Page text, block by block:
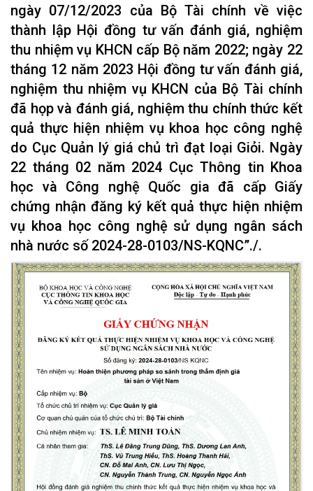
ngày 07/12/2023 của Bộ Tài chính về việc
thành lập Hội đồng tư vấn đánh giá, nghiệm
thu nhiệm vụ KHCN cấp Bộ năm 2022; ngày 22
tháng 12 năm 2023 Hội đồng tư vấn đánh giá,
nghiệm thu nhiệm vụ KHCN của Bộ Tài chính
đã họp và đánh giá, nghiệm thu chính thức kết
quả thực hiện nhiệm vụ khoa học công nghệ
do Cục Quản lý giá chủ trì đạt loại Giỏi. Ngày
22 tháng 02 năm 2024 Cục Thông tin Khoa
học và Công nghệ Quốc gia đã cấp Giấy
chứng nhận đăng ký kết quả thực hiện nhiệm
vụ khoa học công nghệ sử dụng ngân sách
nhà nước số 2024-28-0103/NS-KQNC”./.